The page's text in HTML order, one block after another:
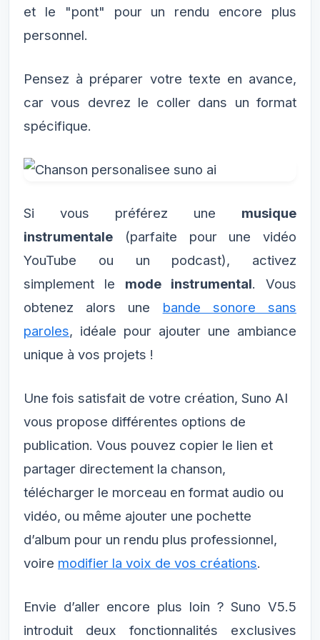
et le "pont" pour un rendu encore plus
personnel.
Pensez à préparer votre texte en avance,
car vous devrez le coller dans un format
spécifique.
Si vous préférez une musique
instrumentale (parfaite pour une vidéo
YouTube ou un podcast), activez
simplement le mode instrumental. Vous
obtenez alors une bande sonore sans
paroles, idéale pour ajouter une ambiance
unique à vos projets !
Une fois satisfait de votre création, Suno AI
vous propose différentes options de
publication. Vous pouvez copier le lien et
partager directement la chanson,
télécharger le morceau en format audio ou
vidéo, ou même ajouter une pochette
d’album pour un rendu plus professionnel,
voire modifier la voix de vos créations.
Envie d’aller encore plus loin ? Suno V5.5
introduit deux fonctionnalités exclusives